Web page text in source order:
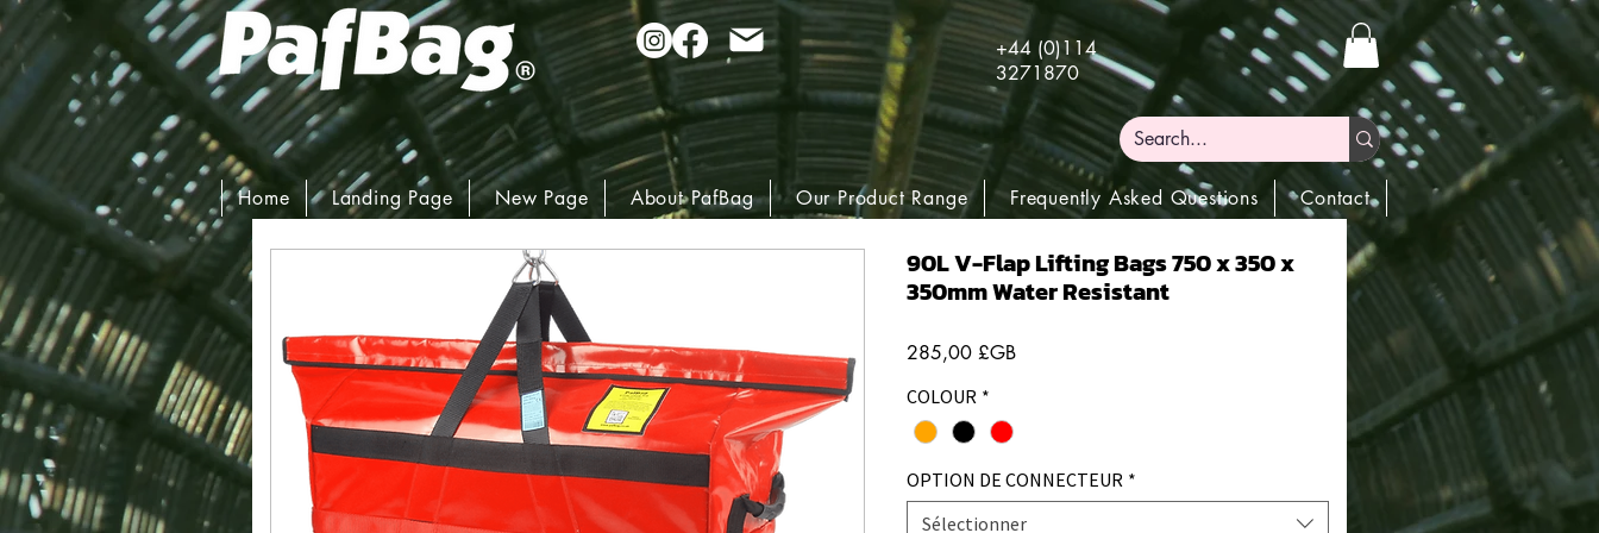
+44 (0)114
3271870
Home Landing Page New Page About PafBag Our Product Range Frequently Asked Questions Contact
90L V-Flap Lifting Bags 750 x 350 x
350mm Water Resistant
285,00 £GBPrix
COLOUR *
OPTION DE CONNECTEUR *
Sélectionner